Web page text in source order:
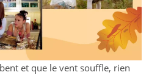
et que le vent souffle, rien